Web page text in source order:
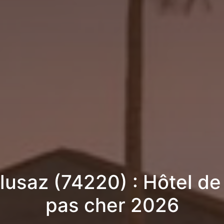
(74220) : Hôtel
pas cher 2026